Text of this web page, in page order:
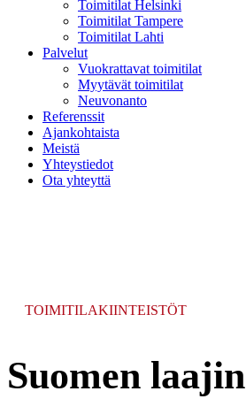
Toimitilat Helsinki
Toimitilat Tampere
Toimitilat Lahti
Palvelut
Vuokrattavat toimitilat
Myytävät toimitilat
Neuvonanto
Referenssit
Ajankohtaista
Meistä
Yhteystiedot
Ota yhteyttä
TOIMITILAKIINTEISTÖT
Suomen laajin